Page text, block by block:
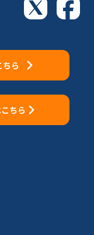
ちら
ちら